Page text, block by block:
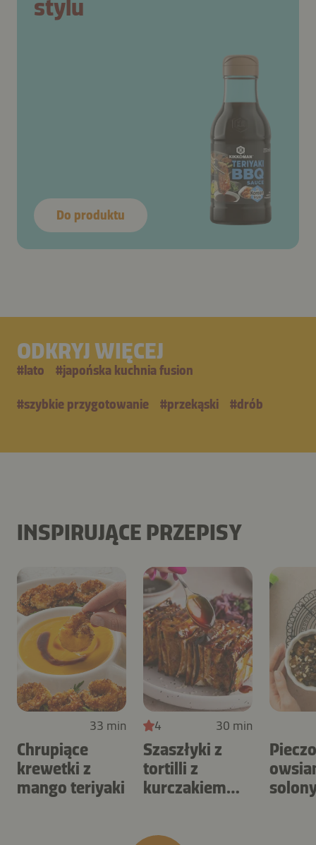
stylu
Do produktu
ODKRYJ WIĘCEJ
#lato #japońska kuchnia fusion
#szybkie przygotowanie #przekąski #drób
INSPIRUJĄCE PRZEPISY
33 min
Chrupiące
krewetki z
mango teriyaki
4 30 min
Szaszłyki z
tortilli z
kurczakiem